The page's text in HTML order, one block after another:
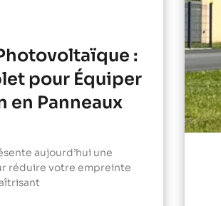
:
pour Équiper
en Panneaux
aujourd’hui une
réduire votre empreinte